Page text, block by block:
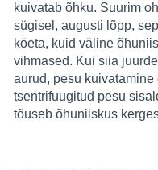
kuivatab õhku. Suurim
sügisel, augusti lõpp,
köeta, kuid väline
vihmased. Kui siia
aurud, pesu
tsentrifuugitud pesu
tõuseb õhuniiskus